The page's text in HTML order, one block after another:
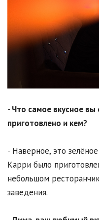
- Что самое вкусное вы
приготовлено и кем?
- Наверное, это
Карри было
небольшом
заведения.